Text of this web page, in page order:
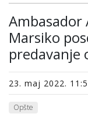
Ambasador
Marsiko
predavanje
23. maj 2022.
Opšte